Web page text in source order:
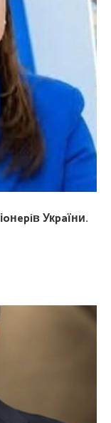
Укpaїни.